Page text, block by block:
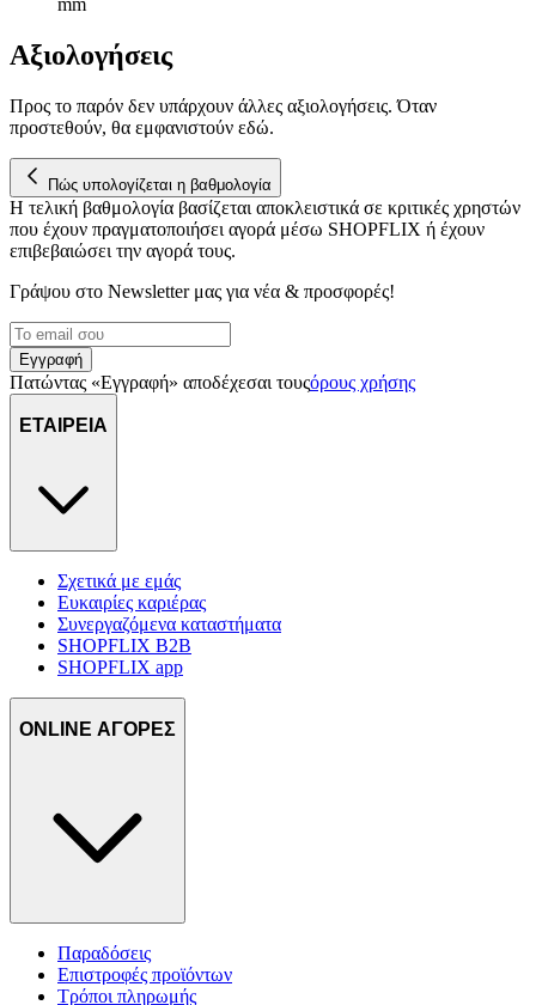
Αξιολογήσεις
Προς το παρόν δεν υπάρχουν άλλες αξιολογήσεις. Όταν
προστεθούν, θα εμφανιστούν εδώ.
Πώς υπολογίζεται η βαθμολογία
Η τελική βαθμολογία βασίζεται αποκλειστικά σε κριτικές χρηστών
που έχουν πραγματοποιήσει αγορά μέσω SHOPFLIX ή έχουν
επιβεβαιώσει την αγορά τους.
Γράψου στο Νewsletter μας για νέα & προσφορές!
Εγγραφή
Πατώντας «Εγγραφή» αποδέχεσαι τουςόρους χρήσης
ΕΤΑΙΡΕΙΑ
Σχετικά με εμάς
Ευκαιρίες καριέρας
Συνεργαζόμενα καταστήματα
SHOPFLIX B2B
SHOPFLIX app
ONLINE ΑΓΟΡΕΣ
Παραδόσεις
Επιστροφές προϊόντων
Τρόποι πληρωμής